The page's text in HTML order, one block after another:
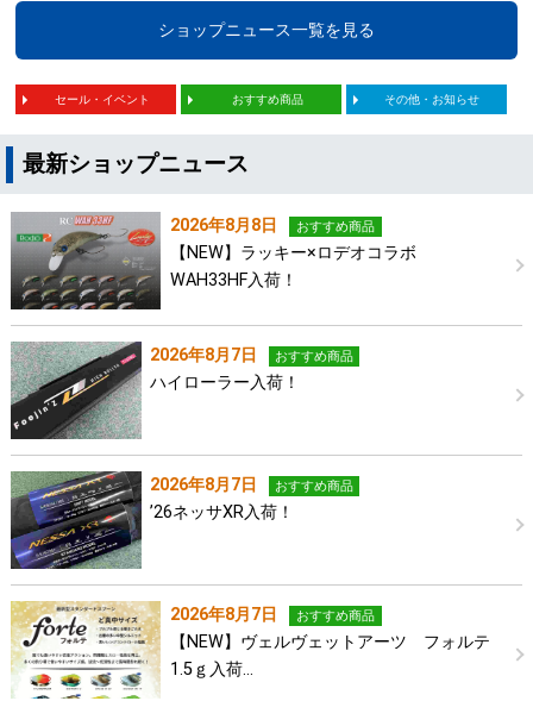
ショップニュース一覧を見る
セール・イベント おすすめ商品 その他・お知らせ
最新ショップニュース
2026年8月8日 おすすめ商品
【NEW】ラッキー×ロデオコラボ
WAH33HF入荷！
2026年8月7日 おすすめ商品
ハイローラー入荷！
2026年8月7日 おすすめ商品
’26ネッサXR入荷！
2026年8月7日 おすすめ商品
【NEW】ヴェルヴェットアーツ フォルテ
1.5ｇ入荷…